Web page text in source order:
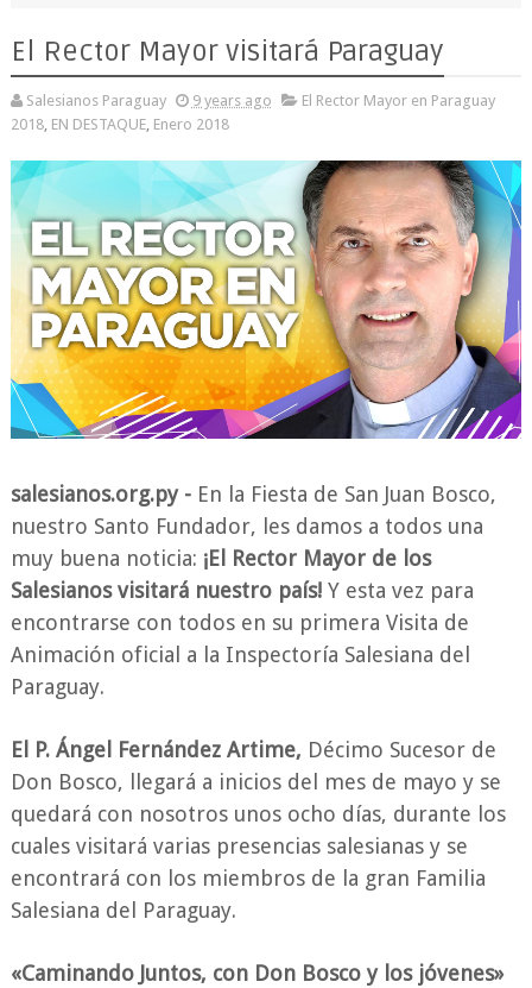
El Rector Mayor visitará Paraguay
Salesianos Paraguay 9 years ago
El Rector Mayor en Paraguay
2018, EN DESTAQUE, Enero 2018
salesianos.org.py - En la Fiesta de San Juan Bosco,
nuestro Santo Fundador, les damos a todos una
muy buena noticia: ¡El Rector Mayor de los
Salesianos visitará nuestro país!Y esta vez para
encontrarse con todos en su primera Visita de
Animación oficial a la Inspectoría Salesiana del
Paraguay.
El P. Ángel Fernández Artime, Décimo Sucesor de
Don Bosco, llegará a inicios del mes de mayo y se
quedará con nosotros unos ocho días, durante los
cuales visitará varias presencias salesianas y se
encontrará con los miembros de la gran Familia
Salesiana del Paraguay.
«Caminando Juntos, con Don Bosco y los jóvenes»